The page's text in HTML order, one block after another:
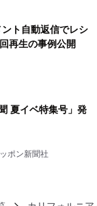
―』を上映！
ト自動返信でレシ
再生の事例公開
夏イベ特集号」発
ポン新聞社